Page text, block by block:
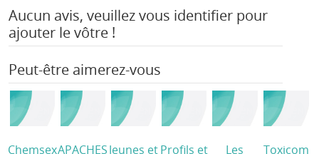
Aucun avis, veuillez vous identifier pour
ajouter le vôtre !
Peut-être aimerez-vous
ChemsexAPACHESJeunes etProfils et Les Toxicom